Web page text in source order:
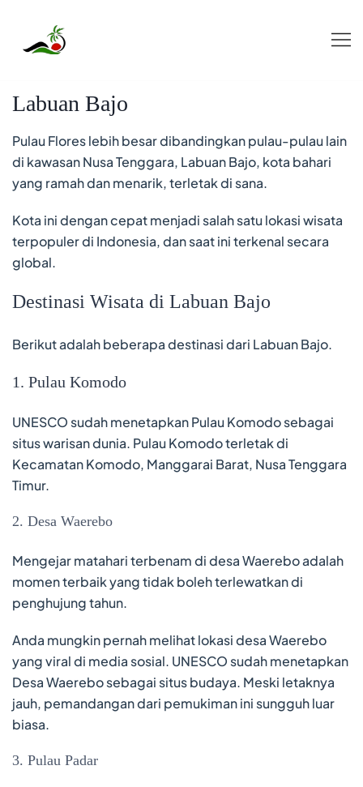
content
Labuan Bajo
Pulau Flores lebih besar dibandingkan pulau-pulau lain
di kawasan Nusa Tenggara, Labuan Bajo, kota bahari
yang ramah dan menarik, terletak di sana.
Kota ini dengan cepat menjadi salah satu lokasi wisata
terpopuler di Indonesia, dan saat ini terkenal secara
global.
Destinasi Wisata di Labuan Bajo
Berikut adalah beberapa destinasi dari Labuan Bajo.
1. Pulau Komodo
UNESCO sudah menetapkan Pulau Komodo sebagai
situs warisan dunia. Pulau Komodo terletak di
Kecamatan Komodo, Manggarai Barat, Nusa Tenggara
Timur.
2. Desa Waerebo
Mengejar matahari terbenam di desa Waerebo adalah
momen terbaik yang tidak boleh terlewatkan di
penghujung tahun.
Anda mungkin pernah melihat lokasi desa Waerebo
yang viral di media sosial. UNESCO sudah menetapkan
Desa Waerebo sebagai situs budaya. Meski letaknya
jauh, pemandangan dari pemukiman ini sungguh luar
biasa.
3. Pulau Padar